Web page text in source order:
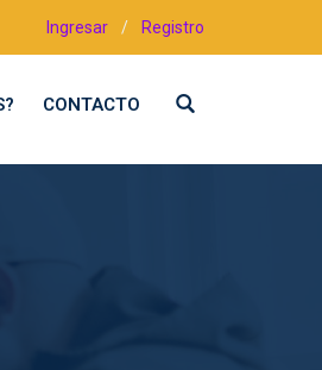
Ingresar / Registro
CONTACTO